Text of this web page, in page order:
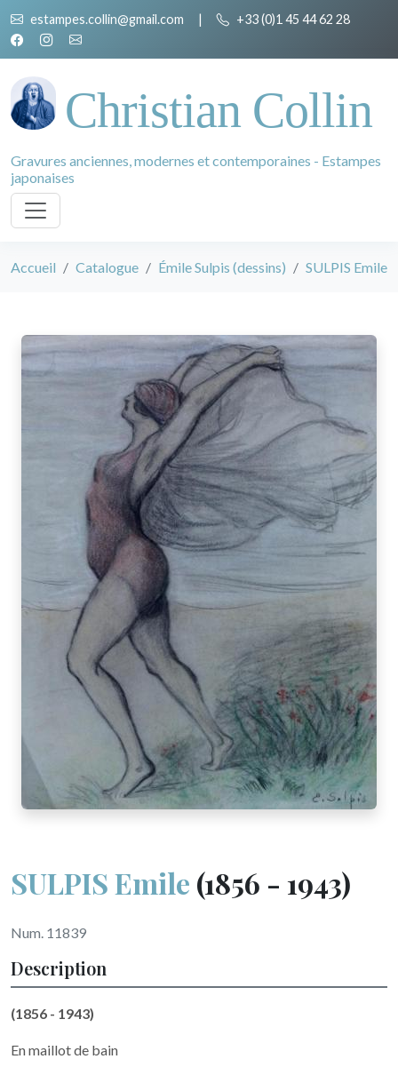
estampes.collin@gmail.com | +33 (0)1 45 44 62 28
Christian Collin
Gravures anciennes, modernes et contemporaines - Estampes
japonaises
Accueil Catalogue Émile Sulpis (dessins) SULPIS Emile
SULPIS Emile (1856 - 1943)
Num. 11839
Description
(1856 - 1943)
En maillot de bain